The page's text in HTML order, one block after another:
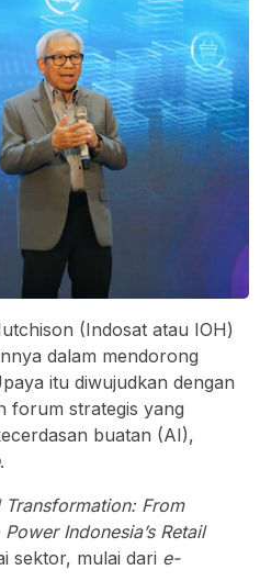
(Indosat atau IOH)
dalam mendorong
itu diwujudkan dengan
forum strategis yang
buatan (AI),
.
Transformation: From
Indonesia’s Retail
sektor, mulai dari e-